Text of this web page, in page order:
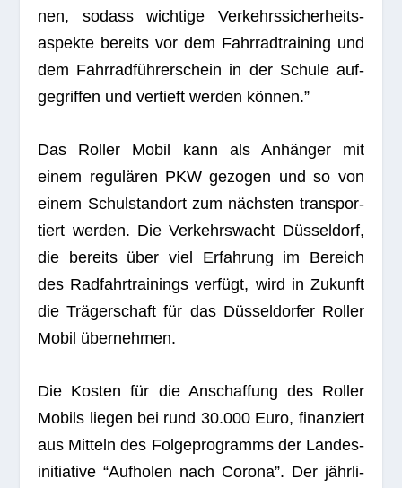
nen, sodass wich­tige Ver­kehrs­si­cher­heits­
aspekte bereits vor dem Fahr­rad­trai­ning und
dem Fahr­rad­füh­rer­schein in der Schule auf­
ge­grif­fen und ver­tieft wer­den können.”
Das Rol­ler Mobil kann als Anhän­ger mit
einem regu­lä­ren PKW gezo­gen und so von
einem Schul­stand­ort zum nächs­ten trans­por­
tiert wer­den. Die Ver­kehrs­wacht Düs­sel­dorf,
die bereits über viel Erfah­rung im Bereich
des Rad­fahr­trai­nings ver­fügt, wird in Zukunft
die Trä­ger­schaft für das Düs­sel­dor­fer Rol­ler
Mobil übernehmen.
Die Kos­ten für die Anschaf­fung des Rol­ler
Mobils lie­gen bei rund 30.000 Euro, finan­ziert
aus Mit­teln des Fol­ge­pro­gramms der Lan­des­
in­itia­tive “Auf­ho­len nach Corona”. Der jähr­li­